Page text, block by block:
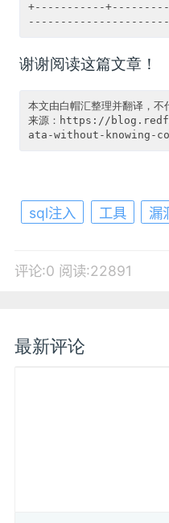
+-----------
谢谢阅读这篇文章！
本文由白帽汇整理并翻译，不
来源：https://
sql注入 工具 漏
评论:0 阅读:22891
最新评论